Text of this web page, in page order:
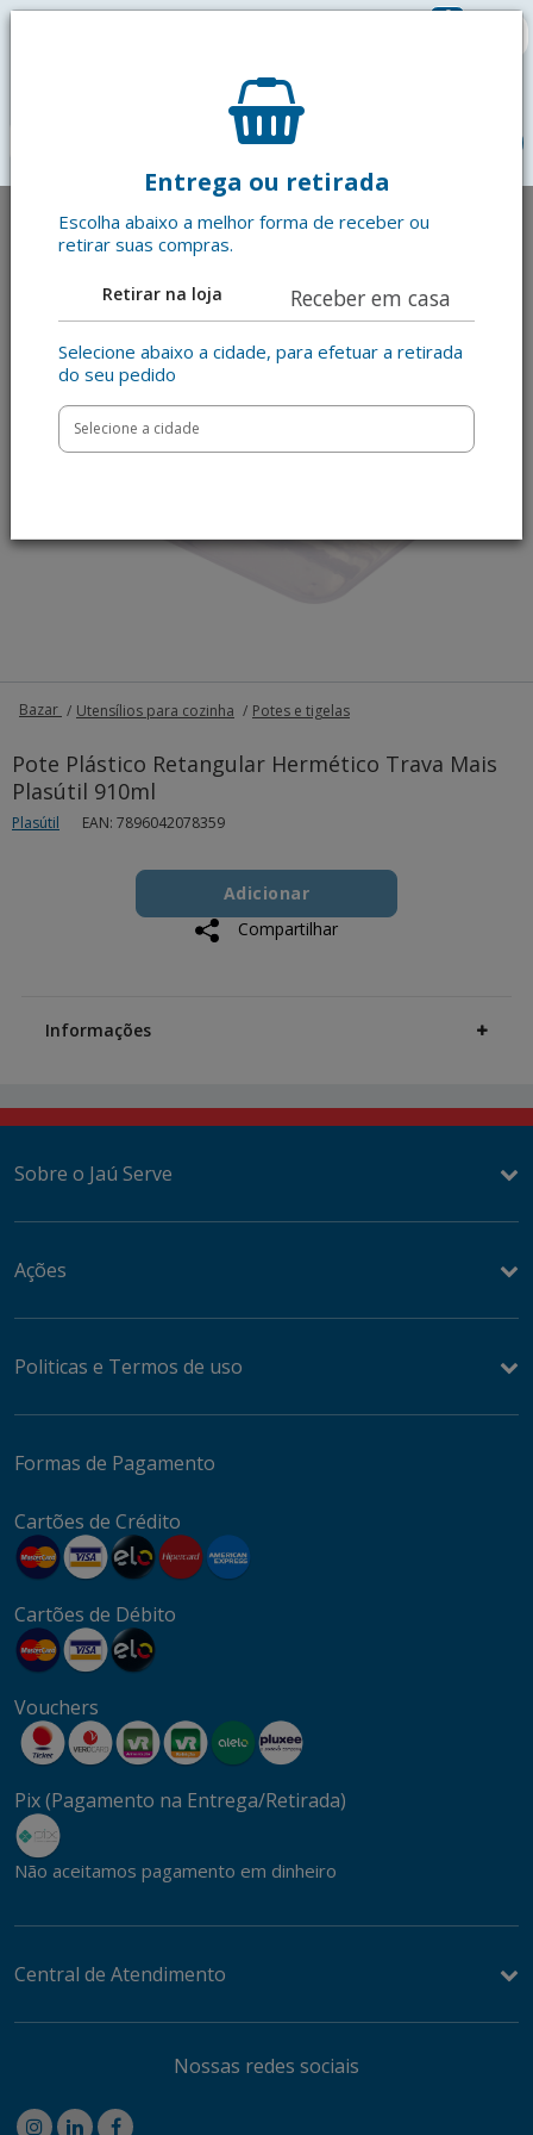
0
Entrega ou retirada
Escolha abaixo a melhor forma de receber ou
retirar suas compras.
Retirar na loja Receber em casa
Selecione abaixo a cidade, para efetuar a retirada
do seu pedido
Bazar Utensílios para cozinha Potes e tigelas
Pote Plástico Retangular Hermético Trava Mais
Plasútil 910ml
Plasútil EAN: 7896042078359
to
cart
Product
ActionsAdicionar
Compartilhar
Information
Informações
Sobre o Jaú Serve
Ações
Politicas e Termos de uso
Formas de Pagamento
Cartões de Crédito
Cartões de Débito
Vouchers
Pix (Pagamento na Entrega/Retirada)
Não aceitamos pagamento em dinheiro
Central de Atendimento
Nossas redes sociais